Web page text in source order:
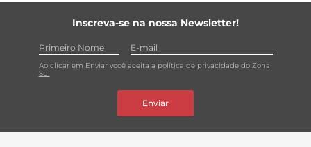
Inscreva-se na nossa Newsletter!
Ao clicar em Enviar você aceita a política de privacidade do Zona
Sul
Enviar